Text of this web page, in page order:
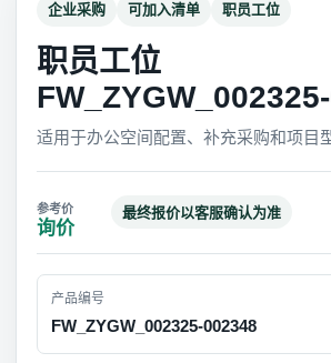
企业采购 可加入清单 职员工位
职员工位
适用于办公空间配置、补充采购和项目
询价
最终报价以客服确认为准
产品编号
FW_ZYGW_002325-002348